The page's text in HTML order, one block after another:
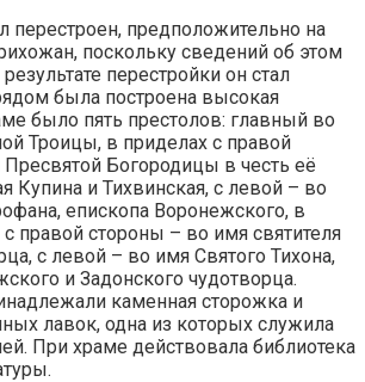
перестроен, предположительно на
поскольку сведений об этом
перестройки он стал
была построена высокая
было пять престолов: главный во
Троицы, в приделах с правой
Богородицы в честь её
Купина и Тихвинская, с левой – во
епископа Воронежского, в
правой стороны – во имя святителя
с левой – во имя Святого Тихона,
и Задонского чудотворца.
каменная сторожка и
лавок, одна из которых служила
При храме действовала библиотека